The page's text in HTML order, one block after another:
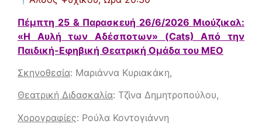
Πέμπτη 25 & Παρασκευή 26/6/2026 Μιούζικαλ:
«Η Αυλή των Αδέσποτων» (Cats) Από την
Παιδική-Εφηβική Θεατρική Ομάδα του ΜΕΟ
Σκηνοθεσία: Μαριάννα Κυριακάκη,
Θεατρική Διδασκαλία: Τζίνα Δημητροπούλου,
Χορογραφίες: Ρούλα Κοντογιάννη